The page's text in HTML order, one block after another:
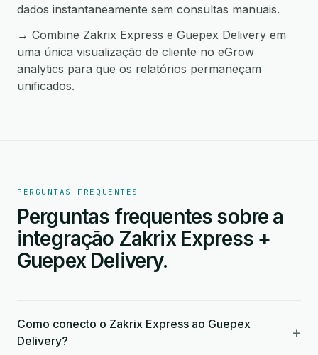
dados instantaneamente sem consultas manuais.
→ Combine Zakrix Express e Guepex Delivery em
uma única visualização de cliente no eGrow
analytics para que os relatórios permaneçam
unificados.
PERGUNTAS FREQUENTES
Perguntas frequentes sobre a
integração Zakrix Express +
Guepex Delivery.
Como conecto o Zakrix Express ao Guepex
Delivery?
+